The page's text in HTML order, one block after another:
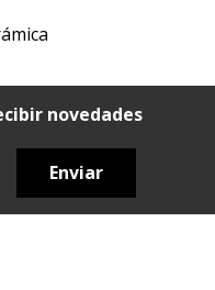
novedades
Enviar